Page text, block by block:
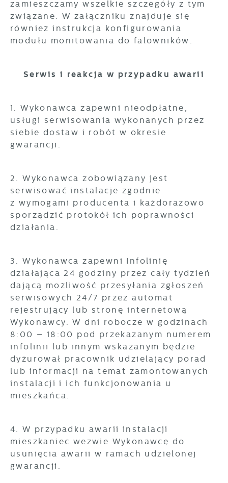
zamieszczamy wszelkie szczegóły z tym
związane. W załączniku znajduje się
również instrukcja konfigurowania
modułu monitowania do falowników.
Serwis i reakcja w przypadku awarii
1. Wykonawca zapewni nieodpłatne,
usługi serwisowania wykonanych przez
siebie dostaw i robót w okresie
gwarancji.
2. Wykonawca zobowiązany jest
serwisować instalacje zgodnie
z wymogami producenta i każdorazowo
sporządzić protokół ich poprawności
działania.
3. Wykonawca zapewni Infolinię
działająca 24 godziny przez cały tydzień
dającą możliwość przesyłania zgłoszeń
serwisowych 24/7 przez automat
rejestrujący lub stronę internetową
Wykonawcy. W dni robocze w godzinach
8:00 – 18:00 pod przekazanym numerem
infolinii lub innym wskazanym będzie
dyżurował pracownik udzielający porad
lub informacji na temat zamontowanych
instalacji i ich funkcjonowania u
mieszkańca.
4. W przypadku awarii instalacji
mieszkaniec wezwie Wykonawcę do
usunięcia awarii w ramach udzielonej
gwarancji.
internetowej, miejsca oraz częstotliwości, z
jaką odwiedzane są nasze serwisy www. Dane
pozwalają nam na ocenę naszych serwisów
internetowych pod względem ich popularności
wśród użytkowników. Zgromadzone informacje
gwarantuje dostępność wszystkich
Reklamowe
Dzięki reklamowym plikom cookies
prezentujemy Ci najciekawsze informacje i
Promocyjne pliki cookies służą do
Twoich zwyczajów dotyczących przeglądanej
witryny internetowej. Treści promocyjne mogą
pojawić się na stronach podmiotów trzecich
lub firm będących naszymi partnerami oraz
treści w postaci wiadomości, ofert,
komunikatów mediów społecznościowych.